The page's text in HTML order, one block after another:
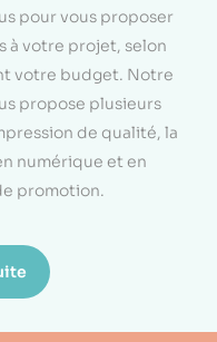
pour vous proposer
à votre projet, selon
votre budget. Notre
propose plusieurs
de qualité, la
numérique et en
promotion.